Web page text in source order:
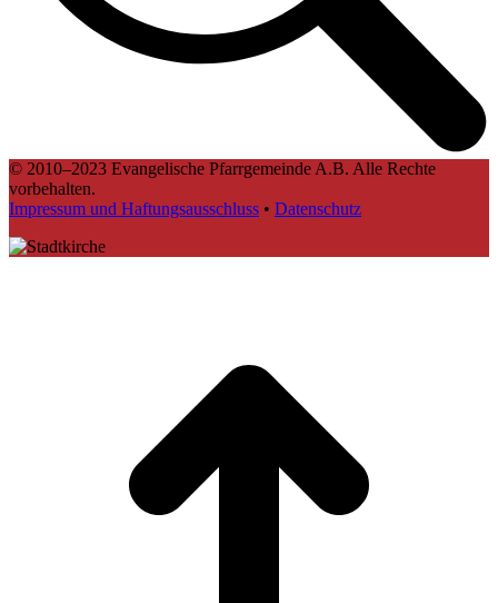
© 2010–2023 Evangelische Pfarrgemeinde A.B. Alle Rechte
vorbehalten.
Impressum und Haftungsausschluss • Datenschutz